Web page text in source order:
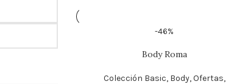
-46%
Body Roma
Colección Basic, Body,Ofertas,